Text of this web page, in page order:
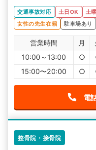
交通事故対応
土日OK 土
女性の先生在籍
駐車場あり
営業時間 月
10:00～13:00
○
15:00〜20:00
○
電
整骨院・接骨院